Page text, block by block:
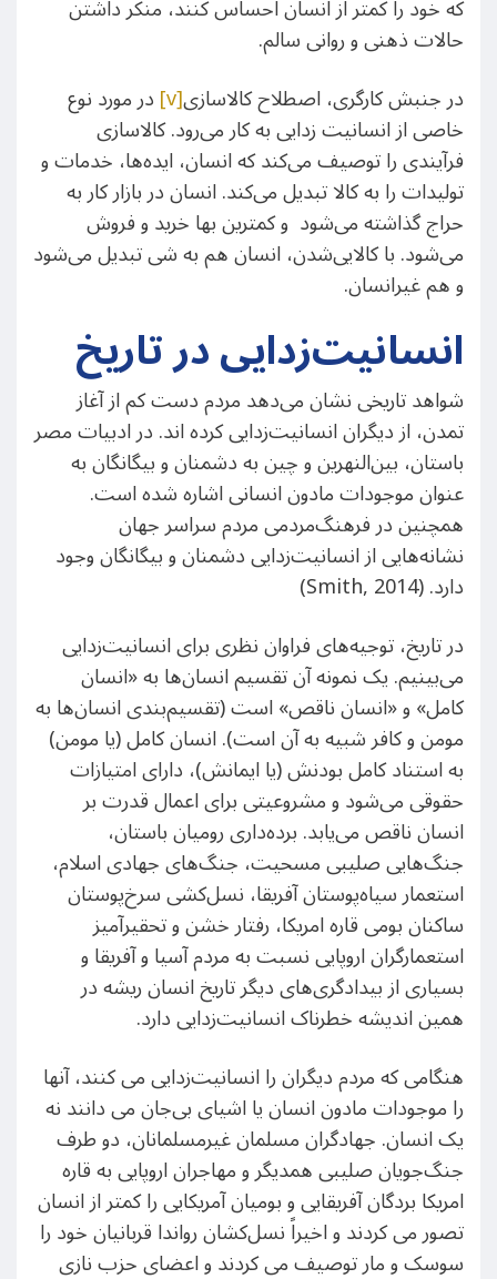
که خود را کمتر از انسان احساس کنند، منکر داشتن
حالات ذهنی و روانی سالم.
در جنبش کارگری، اصطلاح کالاسازی[v] در مورد نوع
خاصی از انسانیت زدایی به کار می‌رود. کالاسازی
فرآیندی را توصیف می‌کند که انسان، ایده‌ها، خدمات و
تولیدات را به کالا تبدیل می‌کند. انسان در بازار کار به
حراج گذاشته می‌شود و کمترین بها خرید و فروش
می‌شود. با کالایی‌شدن، انسان هم به شی تبدیل می‌شود
و هم غیرانسان.
انسانیت‌زدایی در تاریخ
شواهد تاریخی نشان می‌دهد مردم دست کم از آغاز
تمدن، از دیگران انسانیت‌زدایی کرده اند. در ادبیات مصر
باستان، بین‌النهرین و چین به دشمنان و بیگانگان به
عنوان موجودات مادون انسانی اشاره شده است.
همچنین در فرهنگ‌مردمی مردم سراسر جهان
نشانه‌هایی از انسانیت‌زدایی دشمنان و بیگانگان وجود
دارد. (Smith, 2014)
در تاریخ، توجیه‌های فراوان نظری برای انسانیت‌زدایی
می‌بینیم. یک نمونه آن تقسیم انسان‌ها به «انسان
کامل» و «انسان ناقص» است (تقسیم‌بندی انسان‌ها به
مومن و کافر شبیه به آن است). انسان کامل (یا مومن)
به استناد کامل بودنش (یا ایمانش)، دارای امتیازات
حقوقی می‌شود و مشروعیتی برای اعمال قدرت بر
انسان ناقص می‌یابد. برده‌داری رومیان باستان،
جنگ‌هایی صلیبی مسحیت، جنگ‌های جهادی اسلام،
استعمار سیاه‌پوستان آفریقا، نسل‌کشی سرخ‌پوستان
ساکنان بومی قاره امریکا، رفتار خشن و تحقیرآمیز
استعمارگران اروپایی نسبت به مردم آسیا و آفریقا و
بسیاری از بیدادگری‌های دیگر تاریخ انسان ریشه در
همین اندیشه خطرناک انسانیت‌زدایی دارد.
هنگامی که مردم دیگران را انسانیت‌زدایی می کنند، آنها
را موجودات مادون انسان یا اشیای بی‌جان می دانند نه
یک انسان. جهادگران مسلمان غیرمسلمانان، دو طرف
جنگ‌جویان صلیبی همدیگر و مهاجران اروپایی به قاره
امریکا بردگان آفریقایی و بومیان آمریکایی را کمتر از انسان
تصور می کردند و اخیراً نسل‌کشان رواندا قربانیان خود را
سوسک و مار توصیف می کردند و اعضای حزب نازی